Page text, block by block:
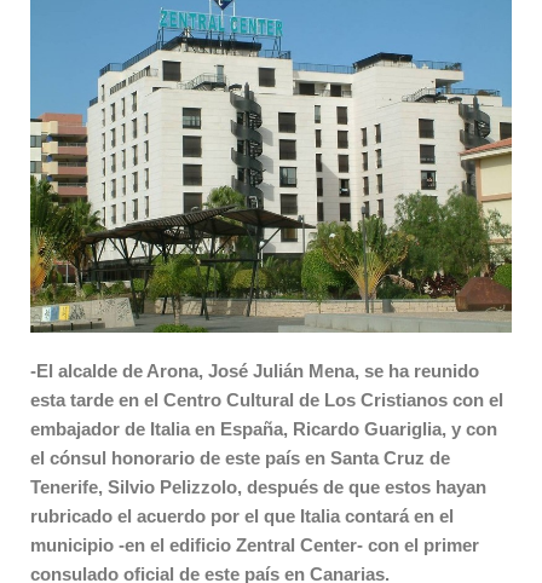
-El alcalde de Arona, José Julián Mena, se ha reunido
esta tarde en el Centro Cultural de Los Cristianos con el
embajador de Italia en España, Ricardo Guariglia, y con
el cónsul honorario de este país en Santa Cruz de
Tenerife, Silvio Pelizzolo, después de que estos hayan
rubricado el acuerdo por el que Italia contará en el
municipio -en el edificio Zentral Center- con el primer
consulado oficial de este país en Canarias.